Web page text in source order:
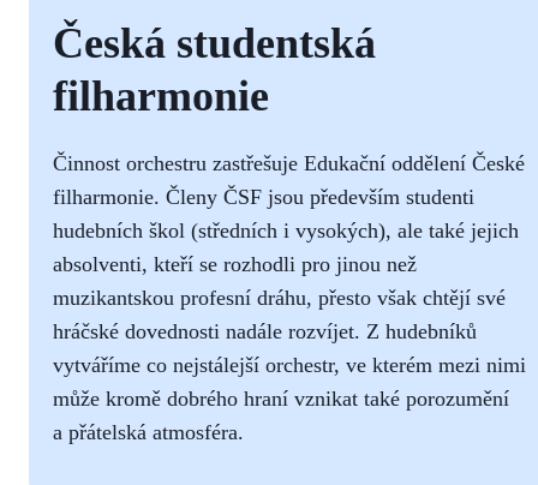
Česká studentská
filharmonie
Činnost orchestru zastřešuje Edukační oddělení České
filharmonie. Členy ČSF jsou především studenti
hudebních škol (středních i vysokých), ale také jejich
absolventi, kteří se rozhodli pro jinou než
muzikantskou profesní dráhu, přesto však chtějí své
hráčské dovednosti nadále rozvíjet. Z hudebníků
vytváříme co nejstálejší orchestr, ve kterém mezi nimi
může kromě dobrého hraní vznikat také porozumění
a přátelská atmosféra.